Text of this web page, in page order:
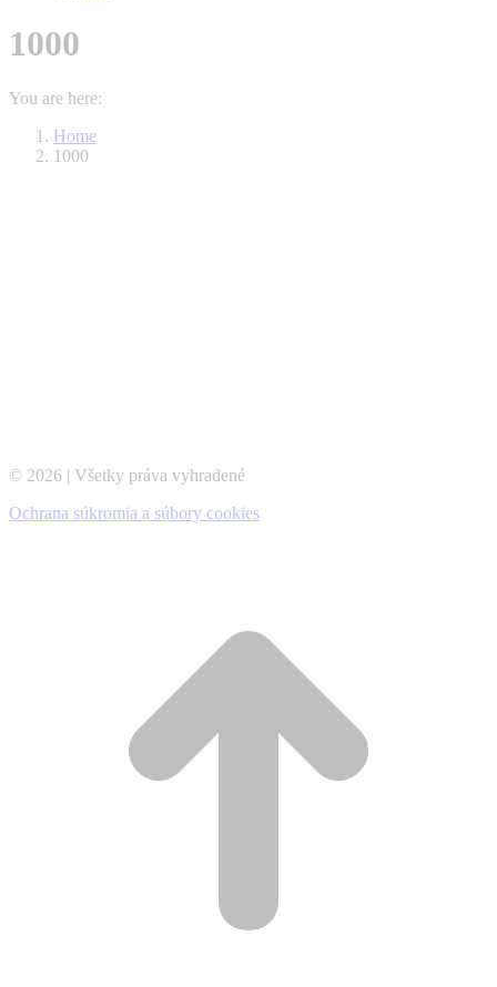
1000
You are here:
Home
1000
© 2026 | Všetky práva vyhradené
Ochrana súkromia a súbory cookies